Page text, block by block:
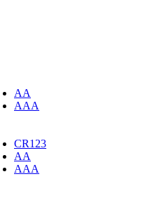
AA
AAA
CR123
AA
AAA